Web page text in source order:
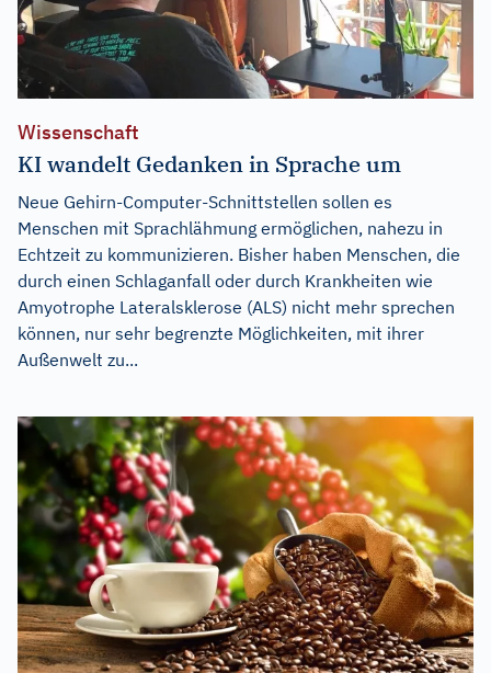
Wissenschaft
KI wandelt Gedanken in Sprache um
Neue Gehirn-Computer-Schnittstellen sollen es
Menschen mit Sprachlähmung ermöglichen, nahezu in
Echtzeit zu kommunizieren. Bisher haben Menschen, die
durch einen Schlaganfall oder durch Krankheiten wie
Amyotrophe Lateralsklerose (ALS) nicht mehr sprechen
können, nur sehr begrenzte Möglichkeiten, mit ihrer
Außenwelt zu...